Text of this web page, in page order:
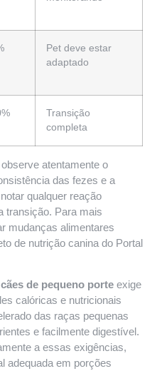
Pet deve estar
adaptado
Transição
completa
atentamente o
das fezes e a
qualquer reação
transição. Para mais
mudanças alimentares
de nutrição canina do Portal
de pequeno porte exige
calóricas e nutricionais
das raças pequenas
e facilmente digestível.
a essas exigências,
adequada em porções